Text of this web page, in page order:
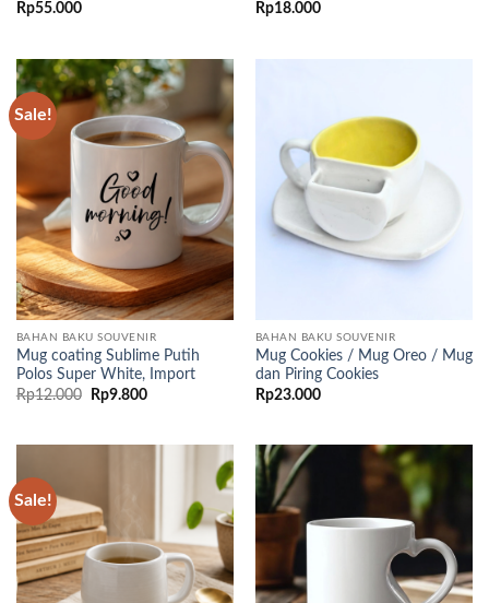
Rp55.000
Rp18.000
Sale!
BAHAN BAKU SOUVENIR
Mug coating Sublime Putih
Polos Super White, Import
Rp12.000
Original
price
Rp9.800Current
BAHAN BAKU SOUVENIR
Mug Cookies / Mug Oreo / Mug
dan Piring Cookies
Rp23.000
Sale!